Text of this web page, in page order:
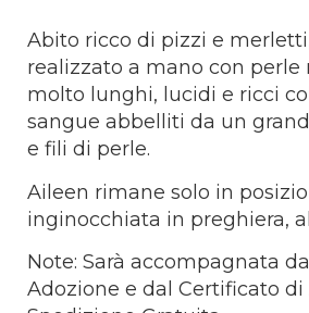
Abito ricco di pizzi e
realizzato a mano con perle
molto lunghi, lucidi e ricci
sangue abbelliti da un
e fili di perle.
Aileen rimane solo in
inginocchiata in preghiera,
Note: Sarà accompagnata
Adozione e dal Certificato